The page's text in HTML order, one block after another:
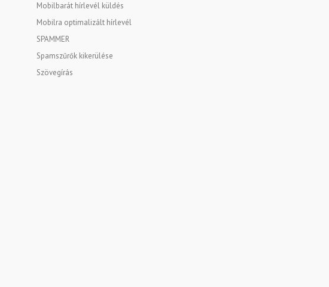
Mobilbarát hírlevél küldés
Mobilra optimalizált hírlevél
SPAMMER
Spamszűrők kikerülése
Szövegírás